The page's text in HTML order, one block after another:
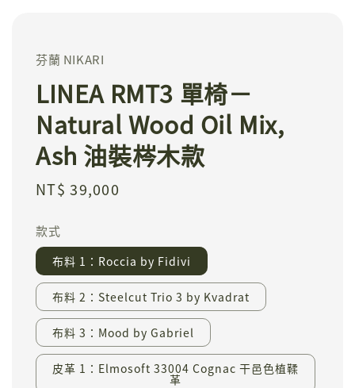
芬蘭 NIKARI
LINEA RMT3 單椅－
Natural Wood Oil Mix,
Ash 油裝梣木款
Regular
NT$ 39,000
款式
布料 1：Roccia by Fidivi
布料 2：Steelcut Trio 3 by Kvadrat
布料 3：Mood by Gabriel
皮革 1：Elmosoft 33004 Cognac 干邑色植鞣
革